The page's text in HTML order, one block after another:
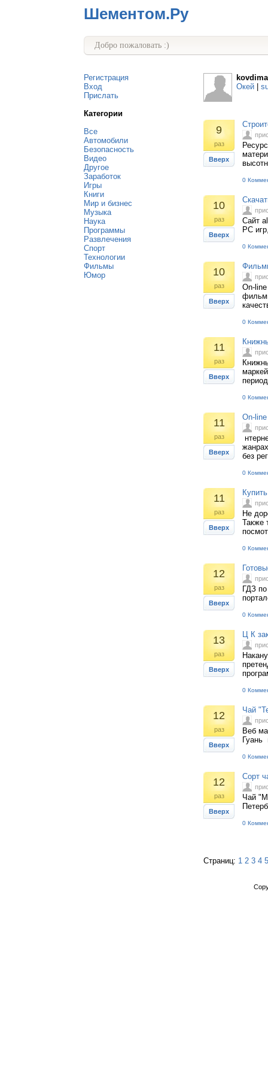
Шементом.Ру
Добро пожаловать :)
Регистрация
Вход
Прислать
Категории
Все
Автомобили
Безопасность
Видео
Другое
Заработок
Игры
Книги
Мир и бизнес
Музыка
Наука
Программы
Развлечения
Спорт
Технологии
Фильмы
Юмор
Окей
9
раз
Вверх
0
10
раз
Вверх
Сайт
PC
0
10
раз
Вверх
On-
0
11
раз
Вверх
0
11
раз
Вверх
On-
без
0
11
раз
Вверх
Не
Также
0
12
раз
Вверх
ГДЗ
0
13
раз
Вверх
Ц К
0
12
раз
Вверх
Чай
Веб
Гуань
0
12
раз
Вверх
Сорт
Чай
0
Страниц: 1 2 3 4 5